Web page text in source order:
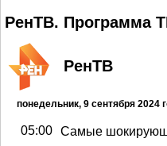
РенТВ. Программа
РенТВ
понедельник, 9 сентября 2024
05:00 Самые